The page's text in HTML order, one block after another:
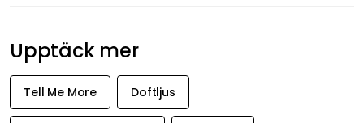
Upptäck mer
Tell Me More Doftljus